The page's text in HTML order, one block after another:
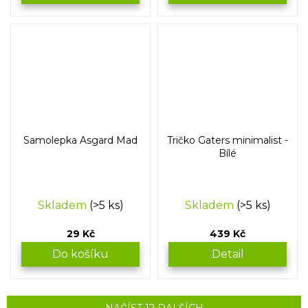
Samolepka Asgard Mad
Skladem (>5 ks)
29 Kč
Do košíku
Tričko Gaters minimalist -
Bílé
Skladem (>5 ks)
439 Kč
Detail